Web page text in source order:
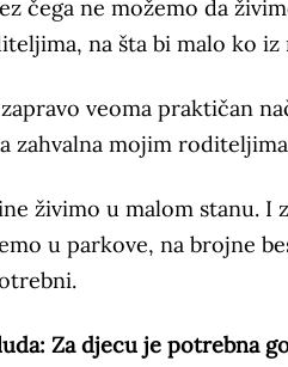
čega ne možemo da
na šta bi malo ko
veoma praktičan
zahvalna mojim
živimo u malom stanu. I
u parkove, na brojne
Za djecu je potrebna